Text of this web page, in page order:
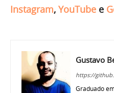
Instagram, YouTube e
Gustavo
https://
Graduado